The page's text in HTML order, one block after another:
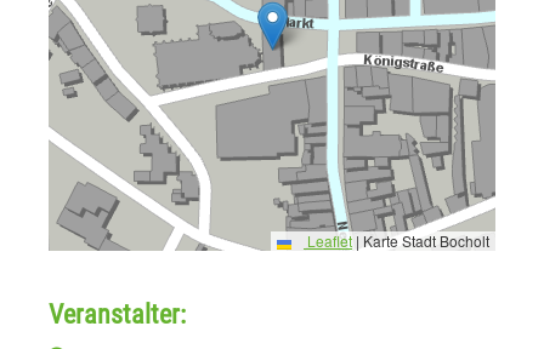
Leaflet | Karte Stadt Bocholt
Veranstalter: